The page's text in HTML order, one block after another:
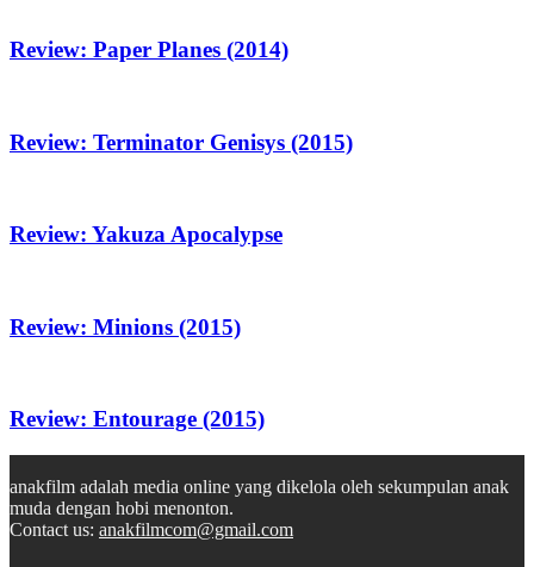
Review: Paper Planes (2014)
Review: Terminator Genisys (2015)
Review: Yakuza Apocalypse
Review: Minions (2015)
Review: Entourage (2015)
anakfilm adalah media online yang dikelola oleh sekumpulan anak
muda dengan hobi menonton.
Contact us: anakfilmcom@gmail.com